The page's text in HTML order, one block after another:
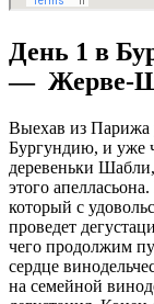
День 1 в
— Жерве-
Выехав из Парижа
Бургундию, и уже
деревеньки
этого
который с
проведет
чего продолжим
сердце
на семейной